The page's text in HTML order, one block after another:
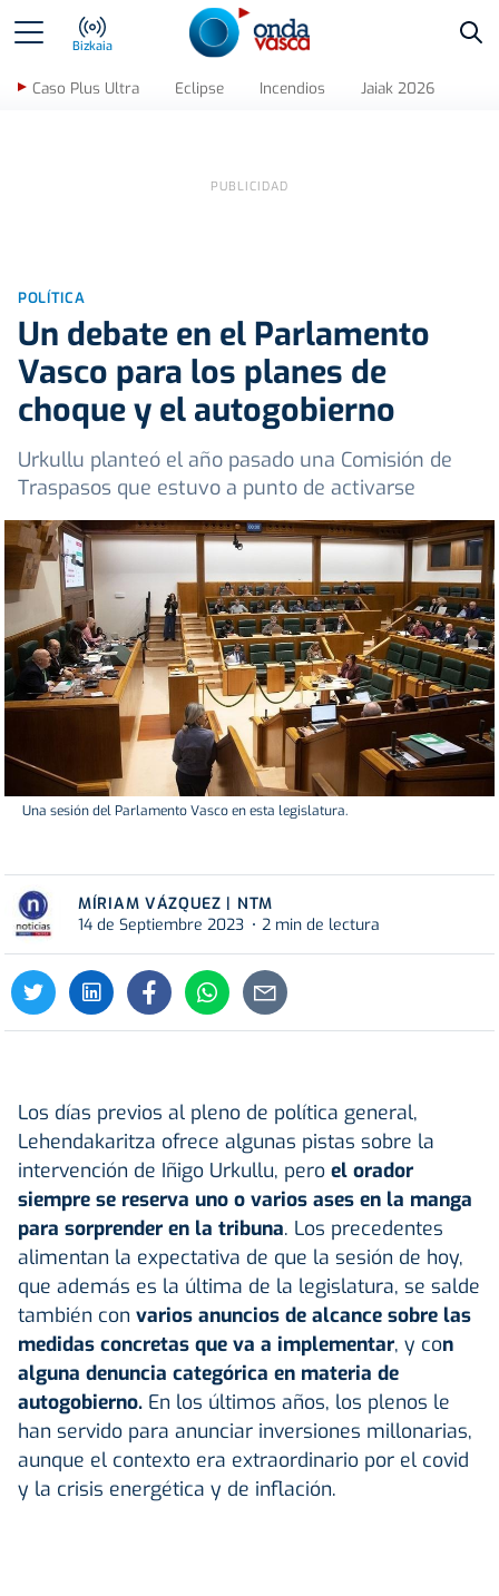
Bizkaia
Caso Plus Ultra Eclipse Incendios Jaiak 2026
POLÍTICA
Un debate en el Parlamento
Vasco para los planes de
choque y el autogobierno
Urkullu planteó el año pasado una Comisión de
Traspasos que estuvo a punto de activarse
Una sesión del Parlamento Vasco en esta legislatura.
MÍRIAM VÁZQUEZ | NTM
14 de Septiembre 2023
2 min de lectura
Los días previos al pleno de política general,
Lehendakaritza ofrece algunas pistas sobre la
intervención de Iñigo Urkullu, pero el orador
siempre se reserva uno o varios ases en la manga
para sorprender en la tribuna. Los precedentes
alimentan la expectativa de que la sesión de hoy,
que además es la última de la legislatura, se salde
también con varios anuncios de alcance sobre las
medidas concretas que va a implementar, y con
alguna denuncia categórica en materia de
autogobierno. En los últimos años, los plenos le
han servido para anunciar inversiones millonarias,
aunque el contexto era extraordinario por el covid
y la crisis energética y de inflación.